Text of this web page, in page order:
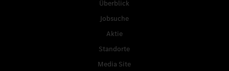
Überblick
Jobsuche
Aktie
Standorte
Media Site